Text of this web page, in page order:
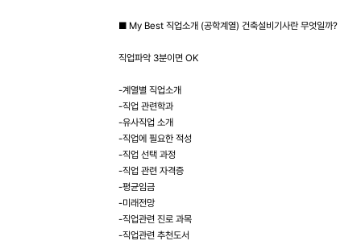
■ My Best 직업소개 (공학계열) 건축설비기사란 무엇일까?
직업파악 3분이면 OK
-계열별 직업소개
-직업 관련학과
-유사직업 소개
-직업에 필요한 적성
-직업 선택 과정
-직업 관련 자격증
-평균임금
-미래전망
-직업관련 진로 과목
-직업관련 추천도서